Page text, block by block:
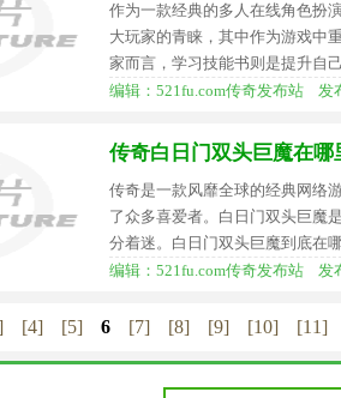
作为一款经典的多人在线角色扮
大玩家的青睐，其中作为游戏中
家而言，学习技能书则是提升自
编辑：521fu.com传奇发布站 发
传奇白日门双头巨魔在哪
传奇是一款风靡全球的经典网络
了众多喜爱者。白日门双头巨魔
分着迷。白日门双头巨魔到底在
编辑：521fu.com传奇发布站 发
[4] [5] 6 [7] [8] [9] [10] [11]